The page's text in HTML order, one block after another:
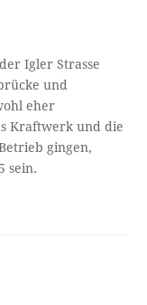
Igler Strasse
und
eher
Kraftwerk und die
gingen,
sein.